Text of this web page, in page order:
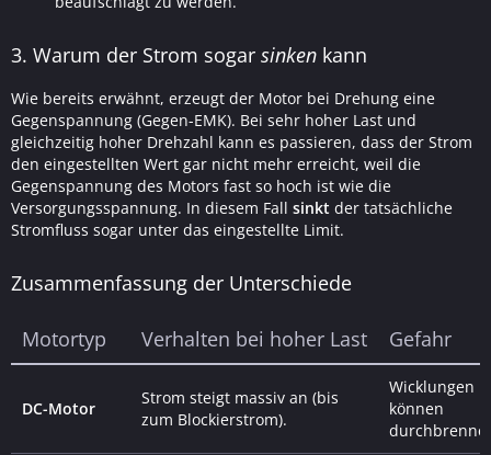
3. Warum der Strom sogar sinken kann
Wie bereits erwähnt, erzeugt der Motor bei Drehung eine
Gegenspannung (Gegen-EMK). Bei sehr hoher Last und
gleichzeitig hoher Drehzahl kann es passieren, dass der Strom
den eingestellten Wert gar nicht mehr erreicht, weil die
Gegenspannung des Motors fast so hoch ist wie die
Versorgungsspannung. In diesem Fall sinkt der tatsächliche
Stromfluss sogar unter das eingestellte Limit.
Zusammenfassung der Unterschiede
Motortyp Verhalten bei hoher Last Gefahr
DC-Motor
Strom steigt massiv an (bis
zum Blockierstrom).
Wicklungen
können